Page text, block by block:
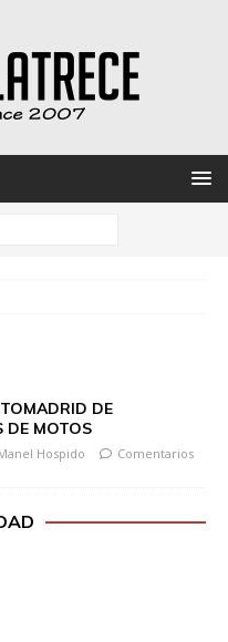
DE
DE MOTOS
Hospido
Comentarios